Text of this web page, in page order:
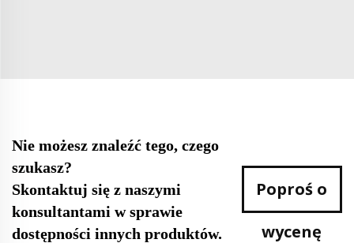
Nie możesz znaleźć tego, czego
szukasz?
Skontaktuj się z naszymi
konsultantami w sprawie
dostępności innych produktów.
Poproś o
wycenę